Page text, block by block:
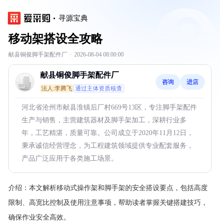
寻源宝典
移动架搭设全攻略
献县铜俊脚手架配件厂 · 2026-08-04 08:00:00
献县铜俊脚手架配件厂
法人:李腾飞 通过主体资质核查
咨询 进店
河北省沧州市献县淮镇后厂村669号13区，专注脚手架配件
生产与销售，主营建筑器材及脚手架加工，深耕行业多
年，工艺精湛，质量可靠。公司成立于2020年11月12日，
秉承诚信经营理念，为工程建筑领域提供专业配套服务，
产品广泛应用于各类施工场景。
介绍： 本文解析移动式操作架和脚手架的安全搭设要点，包括高度
限制、高宽比控制及使用注意事项，帮助读者掌握关键搭建技巧，
确保作业安全高效。